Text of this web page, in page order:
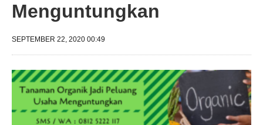
Menguntungkan
SEPTEMBER 22, 2020 00:49